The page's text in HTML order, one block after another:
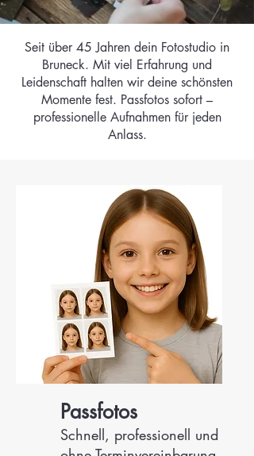
Seit über 45 Jahren dein Fotostudio in
Bruneck. Mit viel Erfahrung und
Leidenschaft halten wir deine schönsten
Momente fest. Passfotos sofort –
professionelle Aufnahmen für jeden
Anlass.
Passfotos
Schnell, professionell und